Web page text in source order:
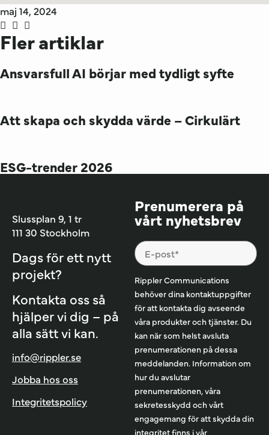
maj 14, 2024
Fler artiklar
Ansvarsfull AI börjar med tydligt syfte
Att skapa och skydda värde – Cirkulärt
ESG-trender 2026
Slussplan 9, 1 tr
111 30 Stockholm
Dags för ett nytt
projekt?
Kontakta oss så
hjälper vi dig – på
alla sätt vi kan.
info@rippler.se
Jobba hos oss
Integritetspolicy
Prenumerera på
vårt nyhetsbrev
Rippler Communications
behöver dina kontaktuppgifter
för att kontakta dig avseende
våra produkter och tjänster. Du
kan när som helst avsluta
prenumerationen på dessa
meddelanden. Information om
hur du avslutar
prenumerationen, våra
sekretesskydd och vårt
engagemang för att skydda din
integritet finns i vår